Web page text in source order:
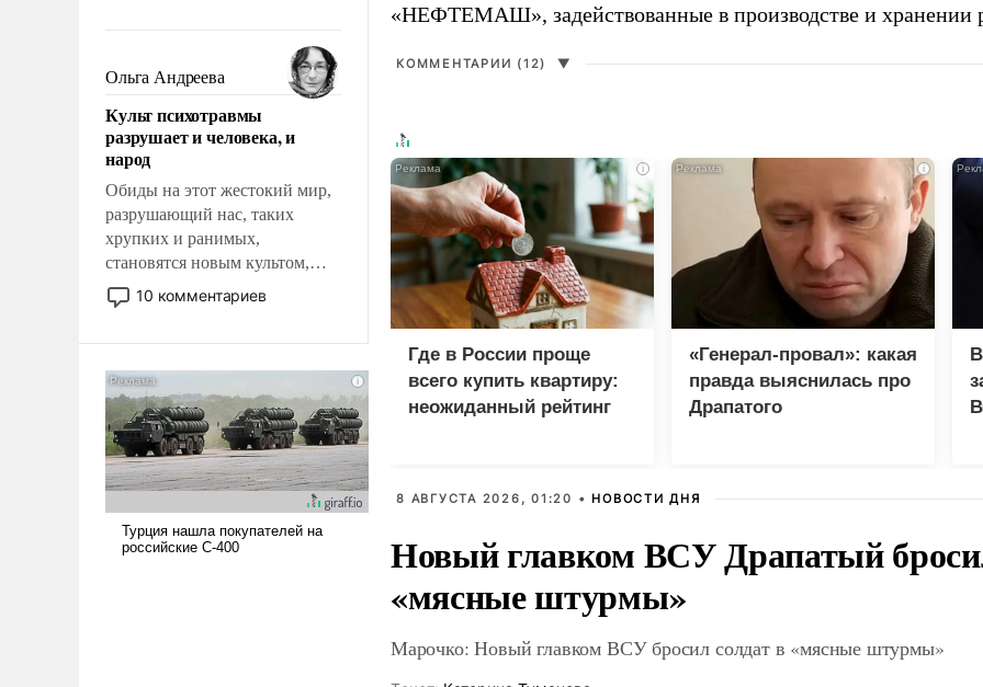
сложна и амбициозна. Однако
и ее реализация радикально
поднимет наши боевые
возможности.
Ольга Андреева
Культ психотравмы
разрушает и человека, и
народ
Обиды на этот жестокий мир,
разрушающий нас, таких
хрупких и ранимых,
становятся новым культом,
постепенно вытесняя и
отменяя традиционное
ударами судьбы, брать на себя
ответственность, помогать
слабым, идти вперед и
адаптироваться.
10 комментариев
«НЕФТЕМАШ», задействованные в производстве и хранении
КОММЕНТАРИИ (12) ▼
i
Где в России проще
всего купить квартиру:
неожиданный рейтинг
i
«Генерал-провал»: какая
правда выяснилась про
Драпатого
8 АВГУСТА 2026, 01:20 • НОВОСТИ ДНЯ
Новый главком ВСУ Драпатый
«мясные штурмы»
Марочко: Новый главком ВСУ бросил солдат в «мясные штурмы»